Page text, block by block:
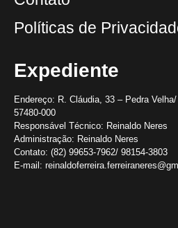
Políticas de
Expediente
Endereço: R. Cláudia, 33 – Pedra
57480-000
Responsável Técnico: Reinaldo Neres
Administração: Reinaldo Neres
Contato: (82) 99653-7962/ 98154-3803
E-mail: